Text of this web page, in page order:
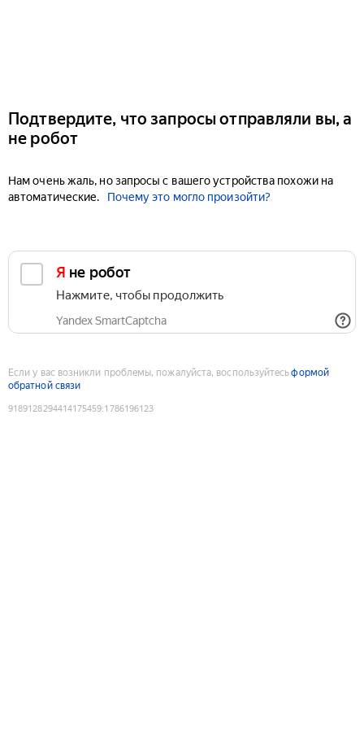
Подтвердите, что запросы отправляли вы, а
не робот
Нам очень жаль, но запросы с вашего устройства похожи на
автоматические.
Почему это могло произойти?
Я не робот
Нажмите, чтобы продолжить
Yandex SmartCaptcha
Если у вас возникли проблемы, пожалуйста, воспользуйтесьформой
обратной связи
9189128294414175459:1786196123